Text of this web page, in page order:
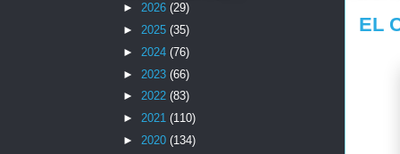
EL
► 2026 (29)
► 2025 (35)
► 2024 (76)
► 2023 (66)
► 2022 (83)
► 2021 (110)
► 2020 (134)